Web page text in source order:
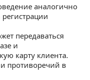
аналогично
регистрации
передаваться
и
карту клиента.
противоречий в